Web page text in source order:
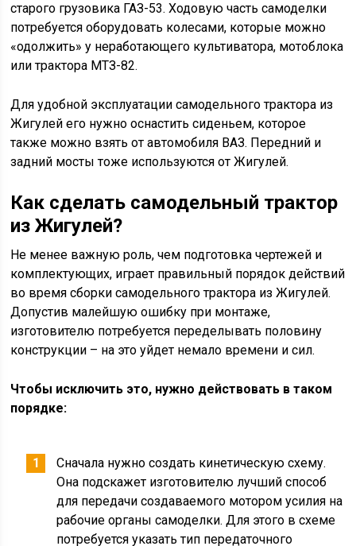
старого грузовика ГАЗ-53. Ходовую часть самоделки
потребуется оборудовать колесами, которые можно
«одолжить» у неработающего культиватора, мотоблока
или трактора МТЗ-82.
Для удобной эксплуатации самодельного трактора из
Жигулей его нужно оснастить сиденьем, которое
также можно взять от автомобиля ВАЗ. Передний и
задний мосты тоже используются от Жигулей.
Как сделать самодельный трактор
из Жигулей?
Не менее важную роль, чем подготовка чертежей и
комплектующих, играет правильный порядок действий
во время сборки самодельного трактора из Жигулей.
Допустив малейшую ошибку при монтаже,
изготовителю потребуется переделывать половину
конструкции – на это уйдет немало времени и сил.
Чтобы исключить это, нужно действовать в таком
порядке:
Сначала нужно создать кинетическую схему.
Она подскажет изготовителю лучший способ
для передачи создаваемого мотором усилия на
рабочие органы самоделки. Для этого в схеме
потребуется указать тип передаточного